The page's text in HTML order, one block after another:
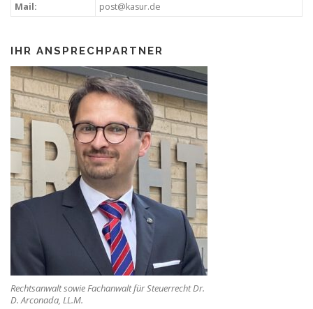
Mail:
post@kasur.de
IHR ANSPRECHPARTNER
Rechtsanwalt sowie Fachanwalt für Steuerrecht Dr.
D. Arconada, LL.M.